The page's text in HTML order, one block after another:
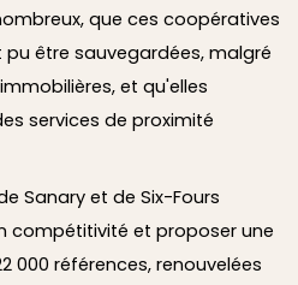
que ces coopératives
être sauvegardées, malgré
et qu'elles
services de proximité
Sanary et de Six-Fours
compétitivité et proposer une
000 références, renouvelées